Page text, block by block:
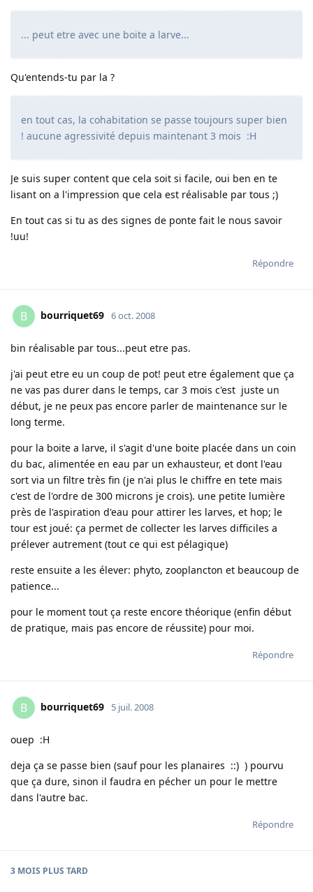
... peut etre avec une boite a larve...
Qu'entends-tu par la ?
en tout cas, la cohabitation se passe toujours super bien
! aucune agressivité depuis maintenant 3 mois :H
Je suis super content que cela soit si facile, oui ben en te
lisant on a l'impression que cela est réalisable par tous ;)
En tout cas si tu as des signes de ponte fait le nous savoir
!uu!
Répondre
B bourriquet69 6 oct. 2008
bin réalisable par tous...peut etre pas.
j'ai peut etre eu un coup de pot! peut etre également que ça
ne vas pas durer dans le temps, car 3 mois c'est juste un
début, je ne peux pas encore parler de maintenance sur le
long terme.
pour la boite a larve, il s'agit d'une boite placée dans un coin
du bac, alimentée en eau par un exhausteur, et dont l'eau
sort via un filtre très fin (je n'ai plus le chiffre en tete mais
c'est de l'ordre de 300 microns je crois). une petite lumière
près de l'aspiration d'eau pour attirer les larves, et hop; le
tour est joué: ça permet de collecter les larves difficiles a
prélever autrement (tout ce qui est pélagique)
reste ensuite a les élever: phyto, zooplancton et beaucoup de
patience...
pour le moment tout ça reste encore théorique (enfin début
de pratique, mais pas encore de réussite) pour moi.
Répondre
B bourriquet69 5 juil. 2008
ouep :H
deja ça se passe bien (sauf pour les planaires ::) ) pourvu
que ça dure, sinon il faudra en pécher un pour le mettre
dans l'autre bac.
Répondre
3 MOIS PLUS TARD